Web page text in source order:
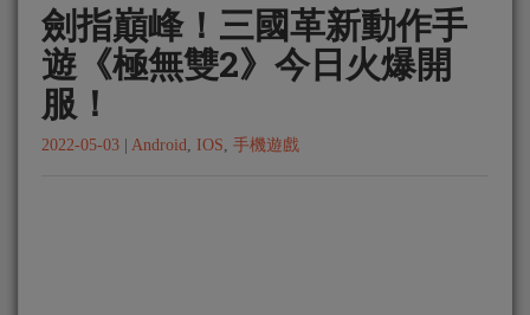
劍指巔峰！三國革新動作手
遊《極無雙2》今日火爆開
服！
2022-05-03 Android, IOS, 手機遊戲